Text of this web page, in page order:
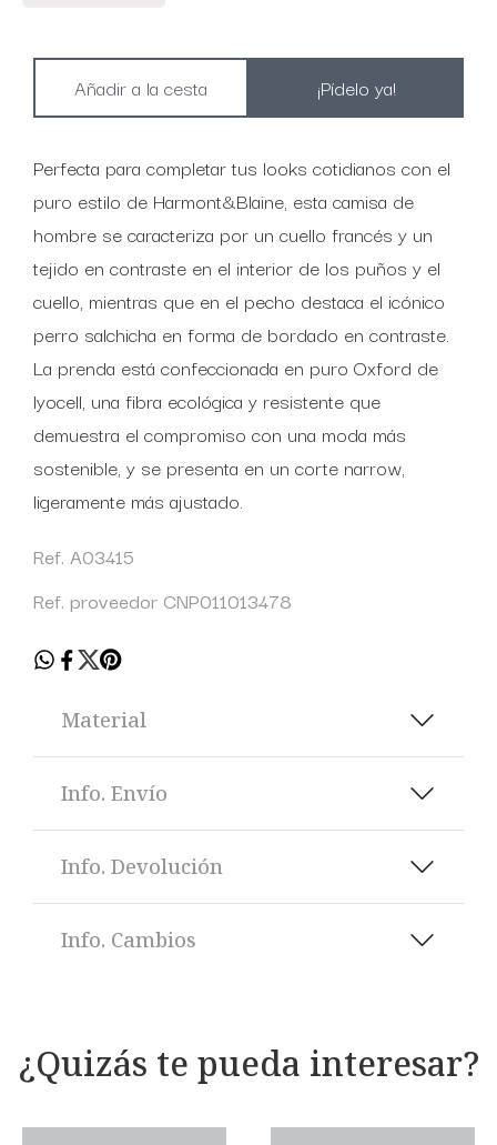
¡Pídelo ya!
Perfecta para completar tus looks cotidianos con el
puro estilo de Harmont&Blaine, esta camisa de
hombre se caracteriza por un cuello francés y un
tejido en contraste en el interior de los puños y el
cuello, mientras que en el pecho destaca el icónico
perro salchicha en forma de bordado en contraste.
La prenda está confeccionada en puro Oxford de
lyocell, una fibra ecológica y resistente que
demuestra el compromiso con una moda más
sostenible, y se presenta en un corte narrow,
ligeramente más ajustado.
Ref. A03415
Ref. proveedor CNP011013478
Material
Info. Envío
Info. Devolución
Info. Cambios
¿Quizás te pueda interesar?